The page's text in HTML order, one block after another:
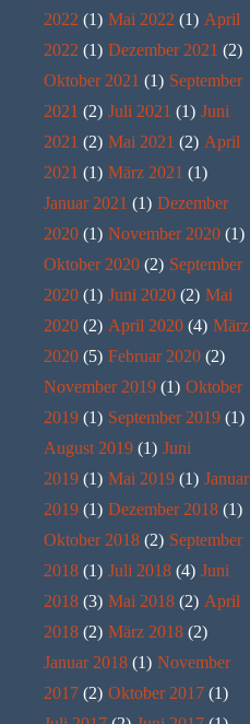
2022 (1) Mai 2022 (1) April
2022 (1) Dezember 2021 (2)
Oktober 2021 (1) September
2021 (2) Juli 2021 (1) Juni
2021 (2) Mai 2021 (2) April
2021 (1) März 2021 (1)
Januar 2021 (1) Dezember
2020 (1) November 2020 (1)
Oktober 2020 (2) September
2020 (1) Juni 2020 (2) Mai
2020 (2) April 2020 (4) März
2020 (5) Februar 2020 (2)
November 2019 (1) Oktober
2019 (1) September 2019 (1)
August 2019 (1) Juni
2019 (1) Mai 2019 (1) Januar
2019 (1) Dezember 2018 (1)
Oktober 2018 (2) September
2018 (1) Juli 2018 (4) Juni
2018 (3) Mai 2018 (2) April
2018 (2) März 2018 (2)
Januar 2018 (1) November
2017 (2) Oktober 2017 (1)